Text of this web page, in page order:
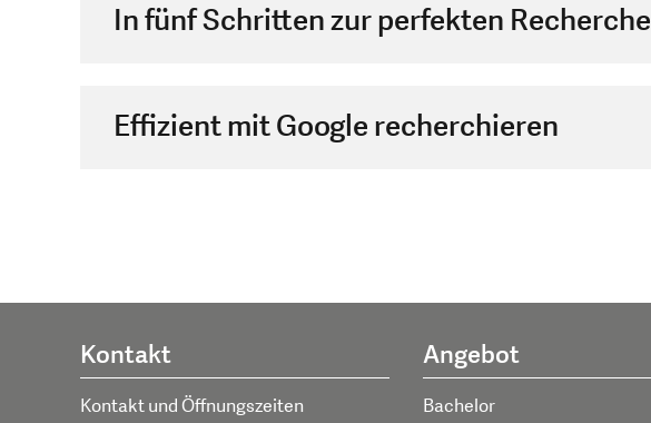
In fünf Schritten zur perfekten Recherche
Effizient mit Google recherchieren
Kontakt
Kontakt und Öffnungszeiten
Angebot
Bachelor